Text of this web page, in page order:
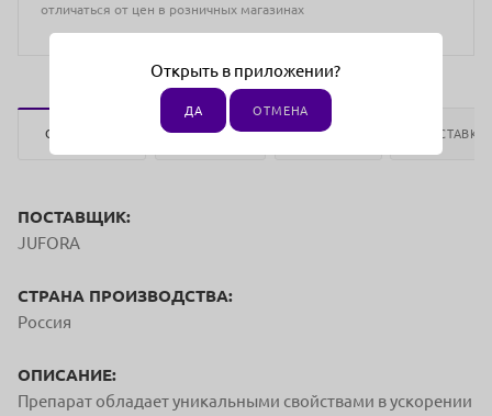
отличаться от цен в розничных магазинах
ОПИСАНИЕ ОТЗЫВЫ ОПЛАТА ДОСТАВКА
ПОСТАВЩИК:
JUFORA
СТРАНА ПРОИЗВОДСТВА:
Россия
ОПИСАНИЕ:
Препарат обладает уникальными свойствами в ускорении
Открыть в приложении?
ДА ОТМЕНА